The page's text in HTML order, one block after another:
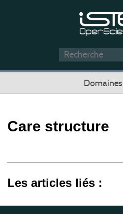
Domaines
Care structure
Les articles liés :